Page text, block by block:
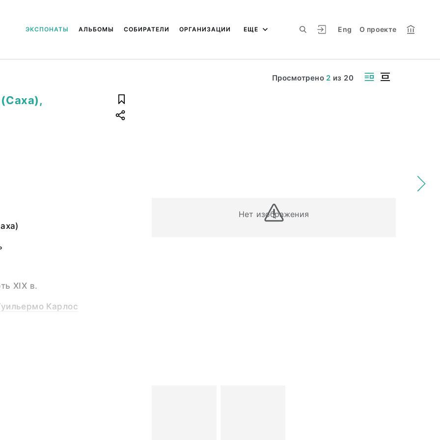
Eng О проекте
ЭКСПОНАТЫ АЛЬБОМЫ СОБИРАТЕЛИ ОРГАНИЗАЦИИ ЕЩЕ
Просмотрено 2 из 20
Нет изображения
XIX в.
Карлос